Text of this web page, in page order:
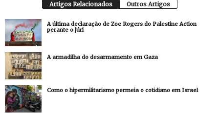
Artigos Relacionados Outros Artigos
A última declaração de Zoe Rogers do Palestine Action
perante o júri
A armadilha do desarmamento em Gaza
Como o hipermilitarismo permeia o cotidiano em Israel